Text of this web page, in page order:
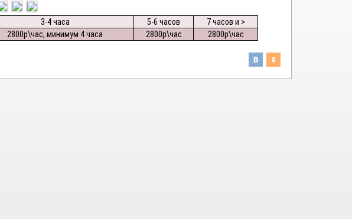
3-4 часа 5-6 часов
7 часов и >
2800р\час, минимум 4 часа
2800р\час 2800р\час